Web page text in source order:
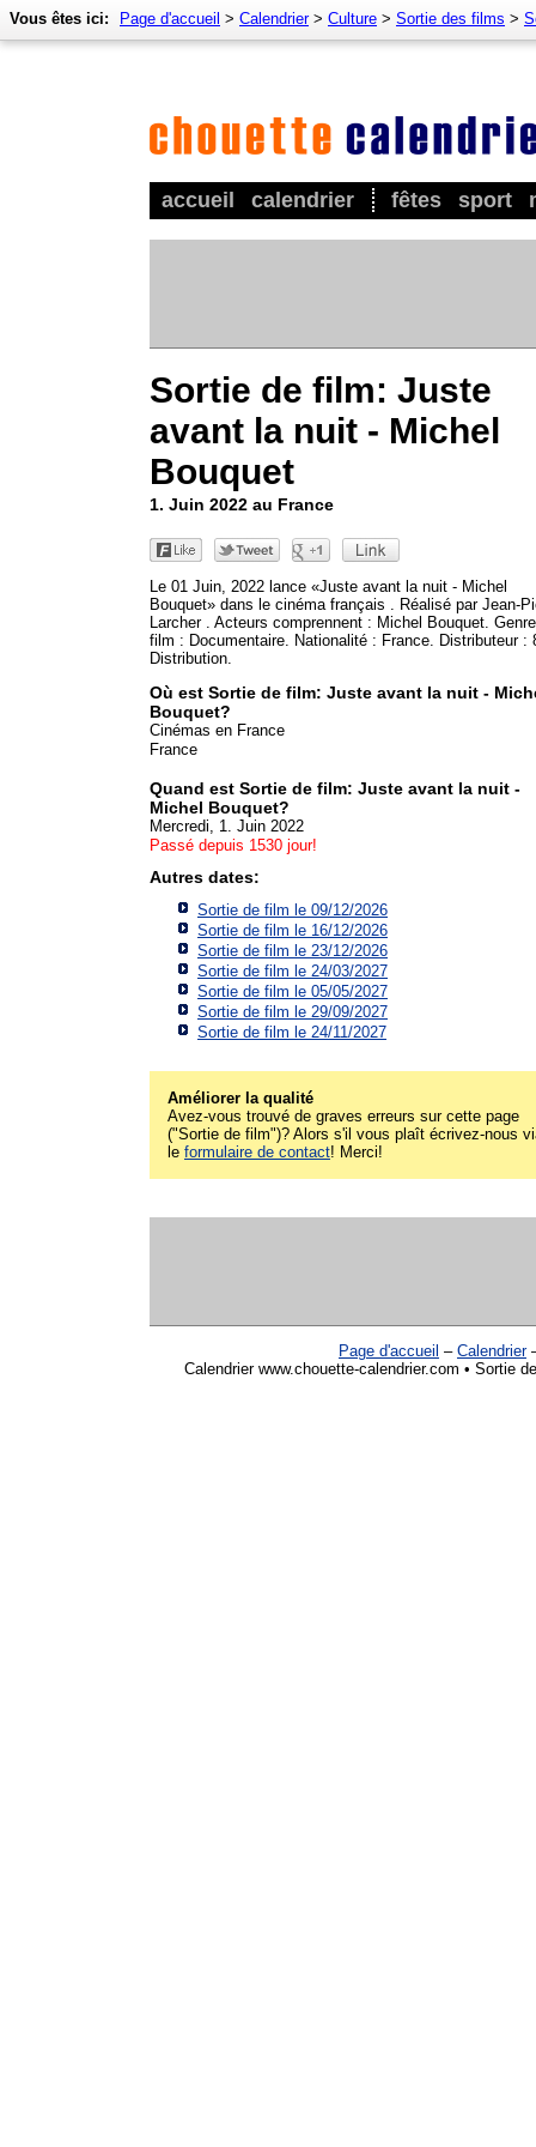
accueil calendrier fêtes sport
Vous êtes ici: Page d'accueil > Calendrier> Culture > Sortie des films >
Sortie de film: Juste
avant la nuit - Michel
Bouquet
1. Juin 2022 au France
Le 01 Juin, 2022 lance «Juste avant la nuit - Michel
Bouquet» dans le cinéma français . Réalisé par Jean-
Larcher . Acteurs comprennent : Michel Bouquet.
film : Documentaire. Nationalité : France. Distributeur :
Distribution.
Où est Sortie de film: Juste avant la nuit -
Bouquet?
Cinémas en France
France
Quand est Sortie de film: Juste avant la nuit -
Michel Bouquet?
Mercredi, 1. Juin 2022
Passé depuis 1530 jour!
Autres dates:
Sortie de film le 09/12/2026
Sortie de film le 16/12/2026
Sortie de film le 23/12/2026
Sortie de film le 24/03/2027
Sortie de film le 05/05/2027
Sortie de film le 29/09/2027
Sortie de film le 24/11/2027
Améliorer la qualité
Avez-vous trouvé de graves erreurs sur cette page
("Sortie de film")? Alors s'il vous plaît écrivez-nous
le formulaire de contact! Merci!
Page d'accueil – Calendrier
Calendrier www.chouette-calendrier.com • Sortie